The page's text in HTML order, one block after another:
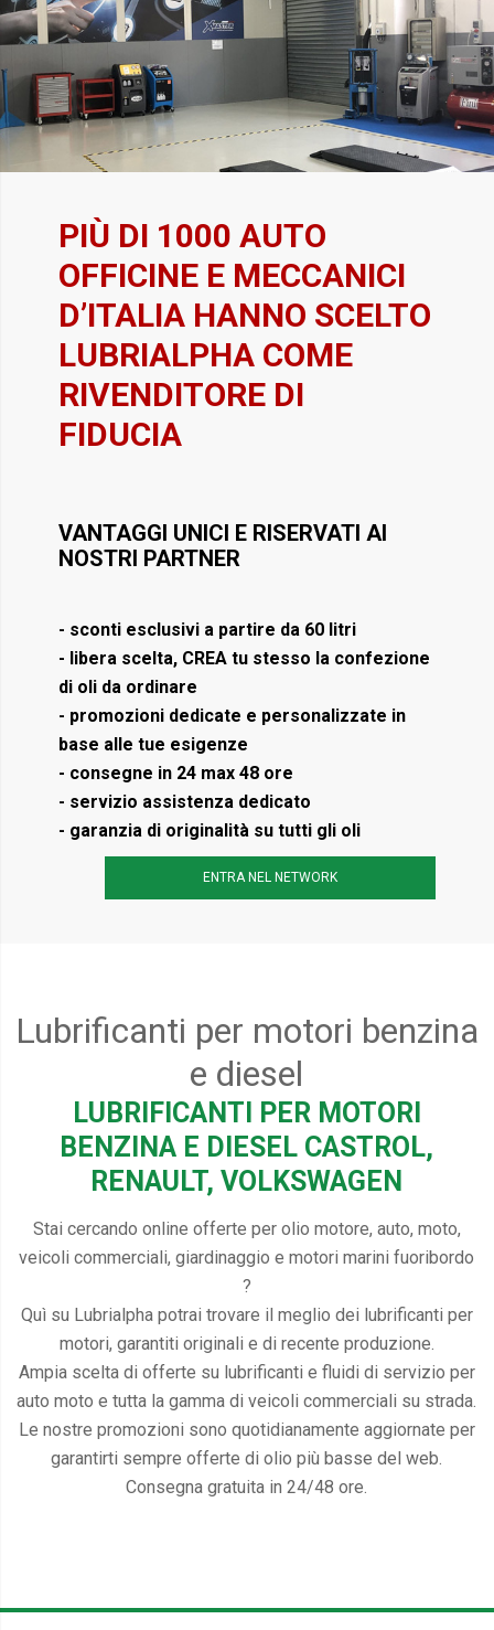
PIÙ DI 1000 AUTO
OFFICINE E MECCANICI
D’ITALIA HANNO SCELTO
LUBRIALPHA COME
RIVENDITORE DI
FIDUCIA
VANTAGGI UNICI E RISERVATI AI
NOSTRI PARTNER
- sconti esclusivi a partire da 60 litri
- libera scelta, CREA tu stesso la confezione
di oli da ordinare
- promozioni dedicate e personalizzate in
base alle tue esigenze
- consegne in 24 max 48 ore
- servizio assistenza dedicato
- garanzia di originalità su tutti gli oli
ENTRA NEL NETWORK
Lubrificanti per motori benzina
e diesel
LUBRIFICANTI PER MOTORI
BENZINA E DIESEL CASTROL,
RENAULT, VOLKSWAGEN
Stai cercando online offerte per olio motore, auto, moto,
veicoli commerciali, giardinaggio e motori marini fuoribordo
?
Quì su Lubrialpha potrai trovare il meglio dei lubrificanti per
motori, garantiti originali e di recente produzione.
Ampia scelta di offerte su lubrificanti e fluidi di servizio per
auto moto e tutta la gamma di veicoli commerciali su strada.
Le nostre promozioni sono quotidianamente aggiornate per
garantirti sempre offerte di olio più basse del web.
Consegna gratuita in 24/48 ore.